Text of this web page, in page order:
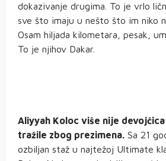
dokazivanje drugima. To je vrlo
sve što imaju u nešto što im niko
Osam hiljada kilometara, pesak,
To je njihov Dakar.
Aliyyah Koloc više nije
tražile zbog prezimena. Sa 21
ozbiljan staž u najtežoj Ultimate